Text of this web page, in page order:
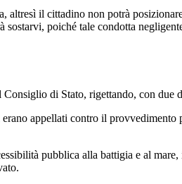
altresì il cittadino non potrà
poiché tale condotta
di Stato, rigettando, con due
appellati contro il
pubblica alla battigia e al